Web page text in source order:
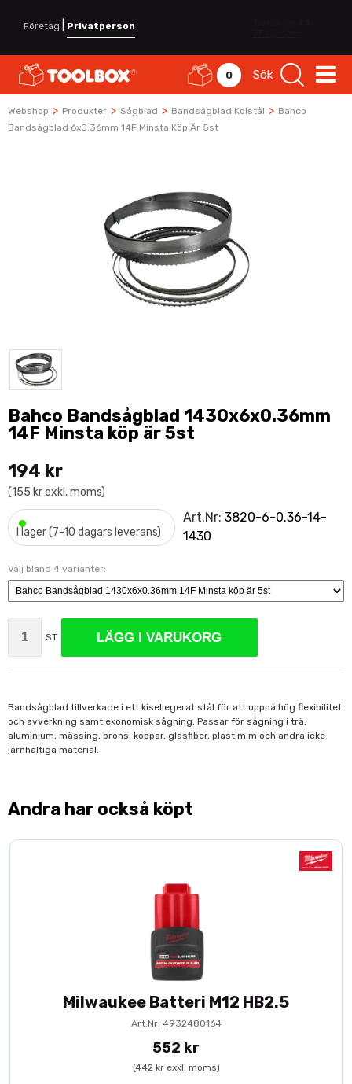
Företag Privatperson
0 Sök
Webshop > Produkter > Sågblad > Bandsågblad Kolstål > Bahco
Bandsågblad 6x0.36mm 14F Minsta Köp Är 5st
Bahco Bandsågblad 1430x6x0.36mm
14F Minsta köp är 5st
194 kr
(155 kr exkl. moms)
•I lager (7-10 dagars leverans)
Art.Nr:3820-6-0.36-14-
1430
Välj bland 4 varianter:
ST LÄGG I VARUKORG
Bandsågblad tillverkade i ett kisellegerat stål för att uppnå hög flexibilitet
och avverkning samt ekonomisk sågning. Passar för sågning i trä,
aluminium, mässing, brons, koppar, glasfiber, plast m.m och andra icke
järnhaltiga material.
Andra har också köpt
Milwaukee Batteri M12 HB2.5
Art.Nr: 4932480164
552 kr
(442 kr exkl. moms)